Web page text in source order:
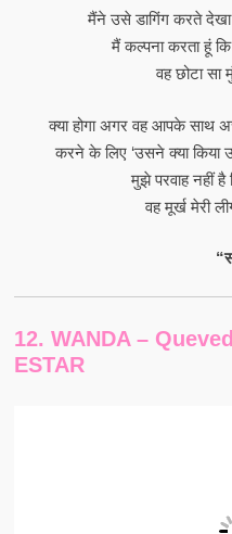
मैंने उसे डागिंग करते
मैं कल्पना करता हूं
वह छोटा सा
क्या होगा अगर वह आपके साथ
करने के लिए ‘उसने क्या
मुझे परवाह नहीं है
वह मूर्ख मेरी
12. WANDA –
ESTAR